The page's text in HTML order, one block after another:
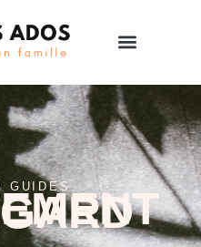
GUIDES